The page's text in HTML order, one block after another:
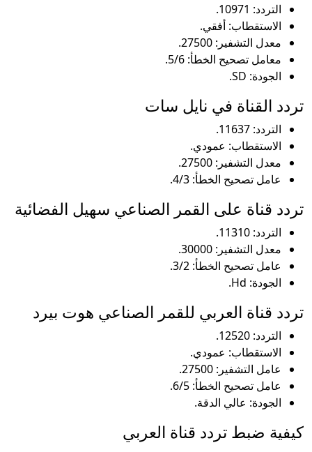
التردد: 10971.
الاستقطاب: أفقي.
معدل التشفير: 27500.
معامل تصحيح الخطأ: 5/6.
الجودة: SD.
تردد القناة في نايل سات
التردد: 11637.
الاستقطاب: عمودي.
معدل التشفير: 27500.
عامل تصحيح الخطأ: 4/3.
تردد قناة على القمر الصناعي سهيل الفضائية
التردد: 11310.
معدل التشفير: 30000.
عامل تصحيح الخطأ: 3/2.
الجودة: Hd.
تردد قناة العربي للقمر الصناعي هوت بيرد
التردد: 12520.
الاستقطاب: عمودي.
عامل التشفير: 27500.
عامل تصحيح الخطأ: 6/5.
الجودة: عالي الدقة.
كيفية ضبط تردد قناة العربي